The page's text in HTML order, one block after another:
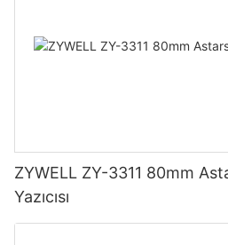
ZYWELL ZY-3311 80mm
Yazıcısı